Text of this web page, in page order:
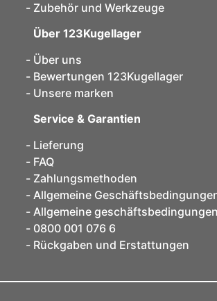
Zubehör und Werkzeuge
Über 123Kugellager
Über uns
Bewertungen 123Kugellager
Unsere marken
Service & Garantien
Lieferung
FAQ
Zahlungsmethoden
Allgemeine
Allgemeine geschäftsbedingungen
0800 001 076 6
Rückgaben und Erstattungen